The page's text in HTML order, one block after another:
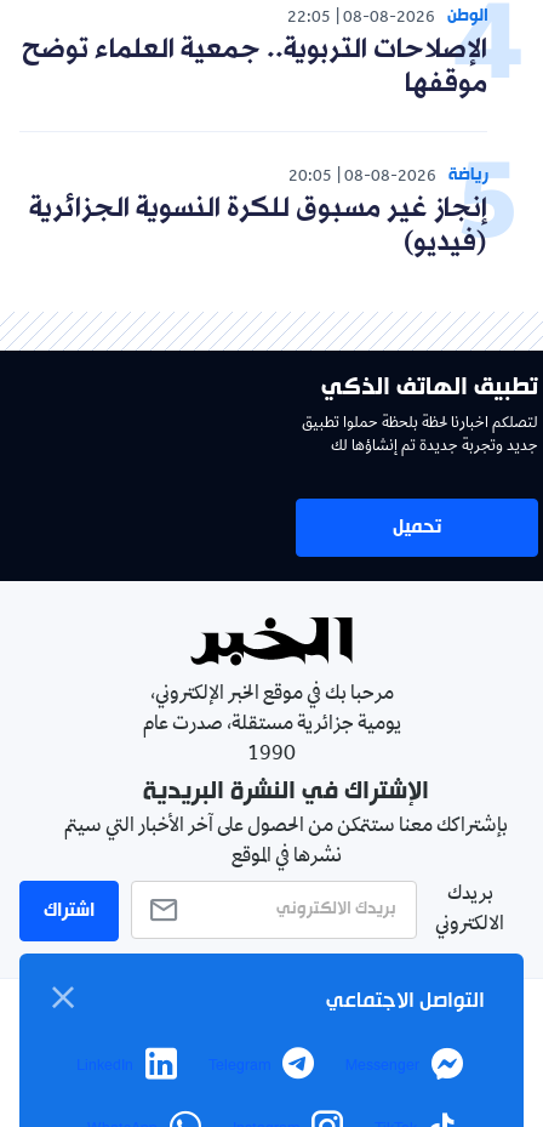
الوطن 08-08-2026
22:05
الإصلاحات التربوية.. جمعية العلماء توضح
موقفها
رياضة 08-08-2026
20:05
إنجاز غير مسبوق للكرة النسوية الجزائرية
(فيديو)
تطبيق الهاتف الذكي
لتصلكم اخبارنا لحظة بلحظة حملوا تطبيق
جديد وتجربة جديدة تم إنشاؤها لك
تحميل
مرحبا بك في موقع الخبر الإلكتروني،
يومية جزائرية مستقلة، صدرت عام
1990
الإشتراك في النشرة البريدية
بإشتراكك معنا ستتمكن من الحصول على آخر الأخبار التي سيتم
نشرها في الموقع
بريدك
الالكتروني
اشتراك
الأحكام والشروط
التواصل الاجتماعي
Messenger
Telegram
LinkedIn